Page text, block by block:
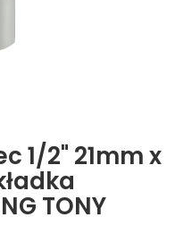
1/2" 21mm x
TONY